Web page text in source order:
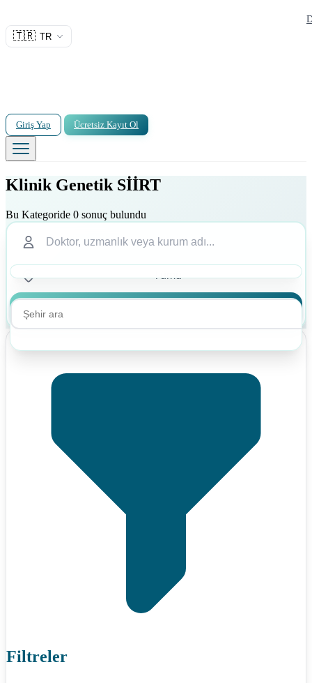
🇹🇷 TR
Giriş Yap Ücretsiz Kayıt Ol
Klinik Genetik SİİRT
Bu Kategoride 0 sonuç bulundu
Filtreler